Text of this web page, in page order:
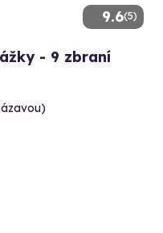
9.6(5)
- 9 zbraní